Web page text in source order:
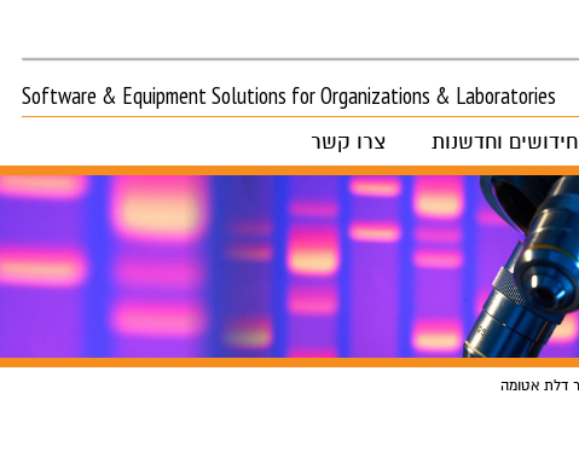
Software & Equipment Solutions for Organizations & Laboratories
חידושים וחדשנות צרו קשר